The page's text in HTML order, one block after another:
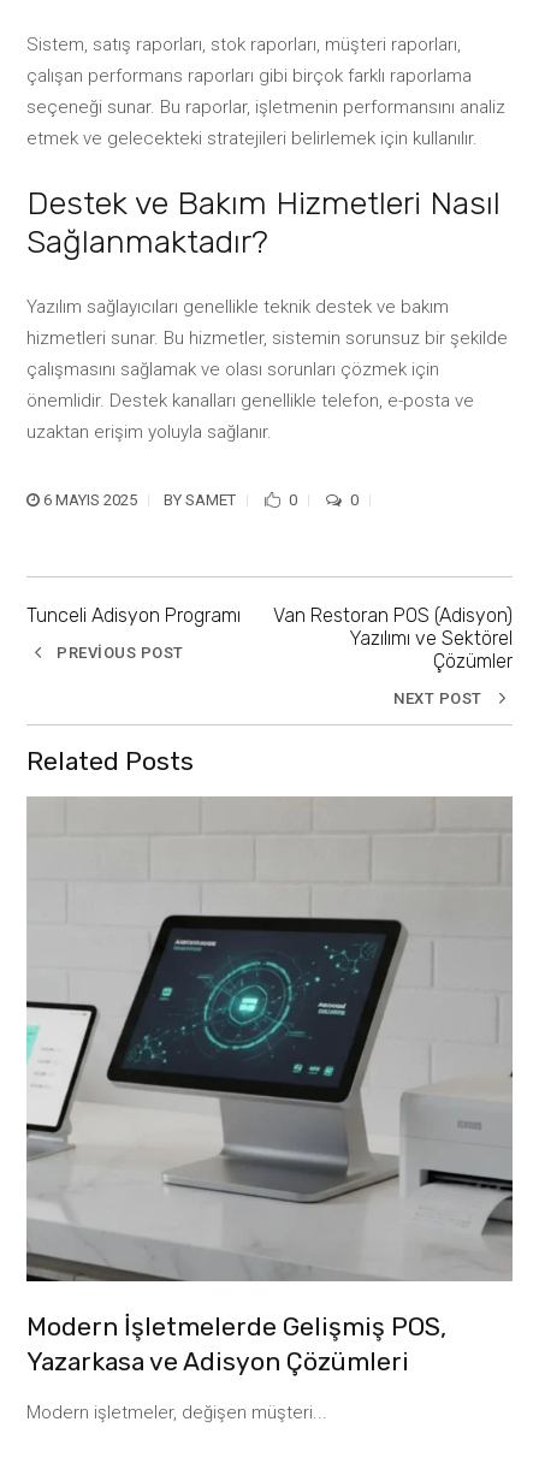
Sistem, satış raporları, stok raporları, müşteri raporları,
çalışan performans raporları gibi birçok farklı raporlama
seçeneği sunar. Bu raporlar, işletmenin performansını analiz
etmek ve gelecekteki stratejileri belirlemek için kullanılır.
Destek ve Bakım Hizmetleri Nasıl
Sağlanmaktadır?
Yazılım sağlayıcıları genellikle teknik destek ve bakım
hizmetleri sunar. Bu hizmetler, sistemin sorunsuz bir şekilde
çalışmasını sağlamak ve olası sorunları çözmek için
önemlidir. Destek kanalları genellikle telefon, e-posta ve
uzaktan erişim yoluyla sağlanır.
6 MAYIS 2025 BYSAMET 0 0
Tunceli Adisyon Programı
PREVIOUS POST
Van Restoran POS (Adisyon)
Yazılımı ve Sektörel
Çözümler
NEXT POST
Related Posts
Modern İşletmelerde Gelişmiş POS,
Yazarkasa ve Adisyon Çözümleri
Modern işletmeler, değişen müşteri...